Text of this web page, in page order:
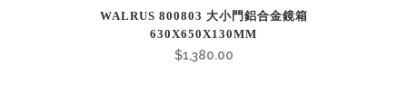
WALRUS 800803 大小門鋁合金鏡箱
630X650X130MM
$1,380.00